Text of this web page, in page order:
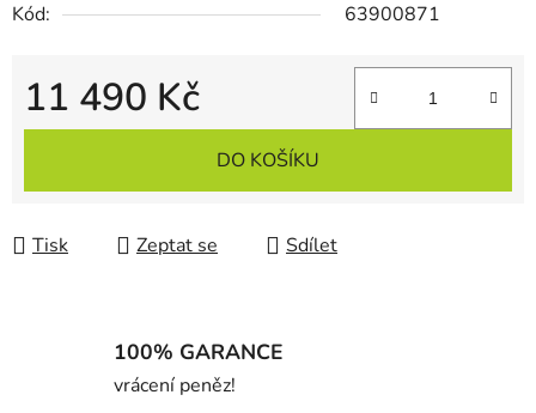
Kód:
63900871
11 490 Kč
Měrná cena:
DO KOŠÍKU
Tisk Zeptat se Sdílet
100% GARANCE
vrácení peněz!